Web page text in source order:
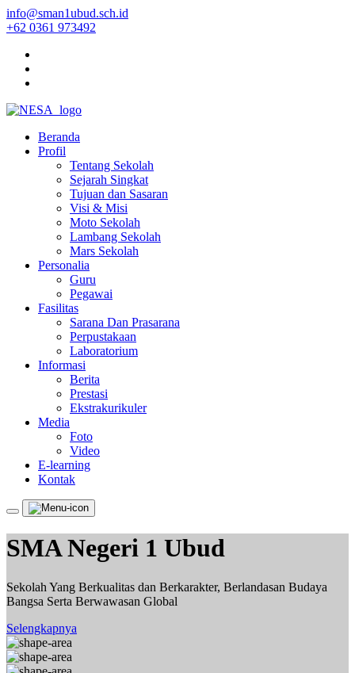
info@sman1ubud.sch.id
+62 0361 973492
Beranda
Profil
Tentang Sekolah
Sejarah Singkat
Tujuan dan Sasaran
Visi & Misi
Moto Sekolah
Lambang Sekolah
Mars Sekolah
Personalia
Guru
Pegawai
Fasilitas
Sarana Dan Prasarana
Perpustakaan
Laboratorium
Informasi
Berita
Prestasi
Ekstrakurikuler
Media
Foto
Video
E-learning
Kontak
SMA Negeri 1 Ubud
Sekolah Yang Berkualitas dan Berkarakter, Berlandasan Budaya
Bangsa Serta Berwawasan Global
Selengkapnya